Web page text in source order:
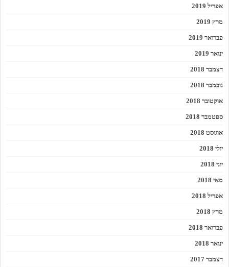
אפריל 2019
מרץ 2019
פברואר 2019
ינואר 2019
דצמבר 2018
נובמבר 2018
אוקטובר 2018
ספטמבר 2018
אוגוסט 2018
יולי 2018
יוני 2018
מאי 2018
אפריל 2018
מרץ 2018
פברואר 2018
ינואר 2018
דצמבר 2017